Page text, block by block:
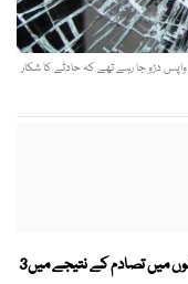
واپس دڑو جا رہے تھے کہ حادثے کا شکار
سجاول کے قریب کار اور 2 موٹرسائیکلوں میں تصادم کے نتیجے میں3